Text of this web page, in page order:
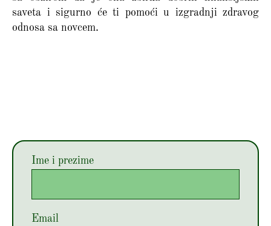
saveta i sigurno će ti pomoći u izgradnji zdravog
odnosa sa novcem.
Ime i prezime
Email